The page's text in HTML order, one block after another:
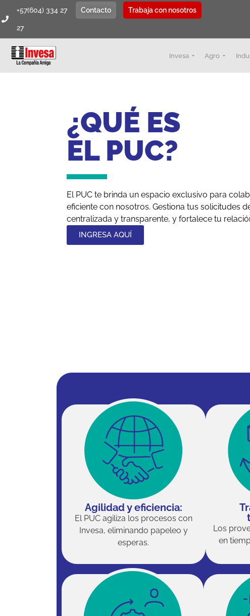
+57(604) 334 27
27
Contacto Trabaja con nosotros
Invesa Agro
¿QUÉ ES
EL PUC?
El PUC te brinda un espacio exclusivo para
eficiente con nosotros. Gestiona tus solicitudes
centralizada y transparente, y fortalece tu
INGRESA AQUÍ
Agilidad y eficiencia:
El PUC agiliza los procesos con
Invesa, eliminando papeleo y
esperas.
Los
en